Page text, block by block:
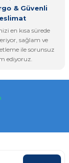
& Güvenli
en kısa sürede
sağlam ve
ile sorunsuz
ediyoruz.